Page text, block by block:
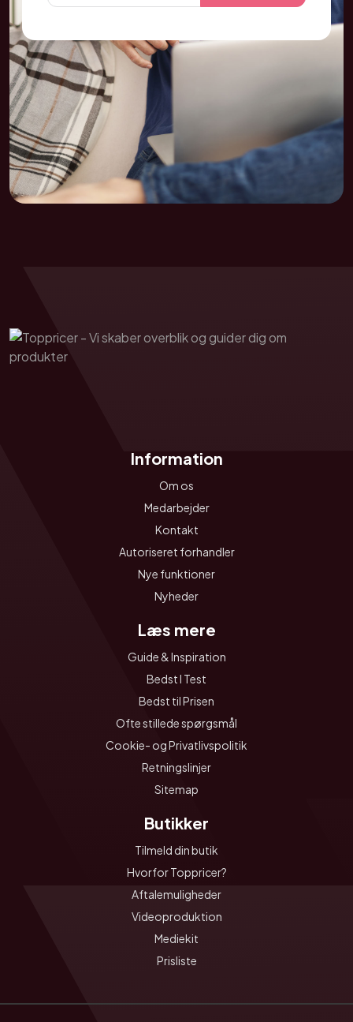
Information
Om os
Medarbejder
Kontakt
Autoriseret forhandler
Nye funktioner
Nyheder
Læs mere
Guide & Inspiration
Bedst I Test
Bedst til Prisen
Ofte stillede spørgsmål
Cookie- og Privatlivspolitik
Retningslinjer
Sitemap
Butikker
Tilmeld din butik
Hvorfor Toppricer?
Aftalemuligheder
Videoproduktion
Mediekit
Prisliste